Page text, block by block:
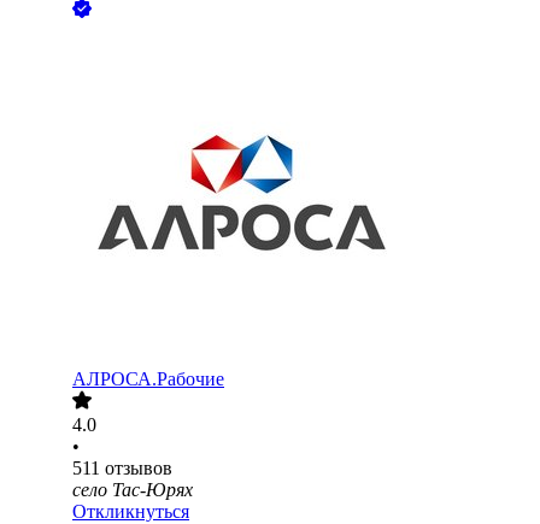
АЛРОСА.Рабочие
4.0
•
511 отзывов
село Тас-Юрях
Откликнуться